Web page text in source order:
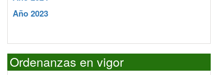
Año 2023
Ordenanzas en vigor